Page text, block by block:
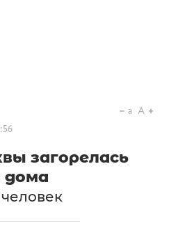
a A
загорелась